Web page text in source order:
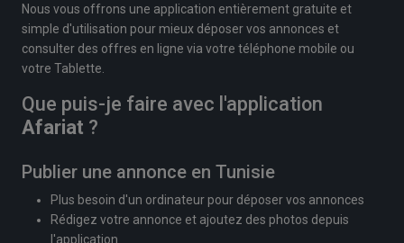
Nous vous offrons une application entièrement gratuite et
simple d'utilisation pour mieux déposer vos annonces et
consulter des offres en ligne via votre téléphone mobile ou
votre Tablette.
Que puis-je faire avec l'application
Afariat ?
Publier une annonce en Tunisie
Plus besoin d'un ordinateur pour déposer vos annonces
Rédigez votre annonce et ajoutez des photos depuis
l'application